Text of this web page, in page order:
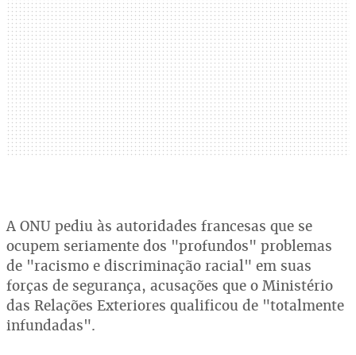
A ONU pediu às autoridades francesas que se
ocupem seriamente dos "profundos" problemas
de "racismo e discriminação racial" em suas
forças de segurança, acusações que o Ministério
das Relações Exteriores qualificou de "totalmente
infundadas".